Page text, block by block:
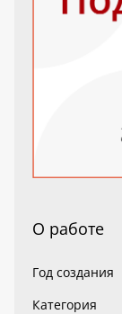
О работе
Год создания
Категория